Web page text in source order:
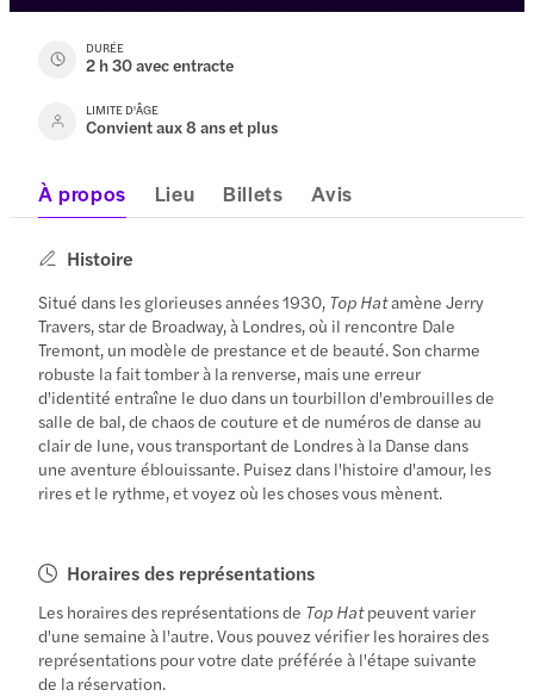
DURÉE
2 h 30 avec entracte
LIMITE D'ÂGE
Convient aux 8 ans et plus
À propos Lieu Billets Avis
Histoire
Situé dans les glorieuses années 1930, Top Hatamène Jerry
Travers, star de Broadway, à Londres, où il rencontre Dale
Tremont, un modèle de prestance et de beauté. Son charme
robuste la fait tomber à la renverse, mais une erreur
d'identité entraîne le duo dans un tourbillon d'embrouilles de
salle de bal, de chaos de couture et de numéros de danse au
clair de lune, vous transportant de Londres à la Danse dans
une aventure éblouissante. Puisez dans l'histoire d'amour, les
rires et le rythme, et voyez où les choses vous mènent.
Horaires des représentations
Les horaires des représentations de Top Hatpeuvent varier
d'une semaine à l'autre. Vous pouvez vérifier les horaires des
représentations pour votre date préférée à l'étape suivante
de la réservation.